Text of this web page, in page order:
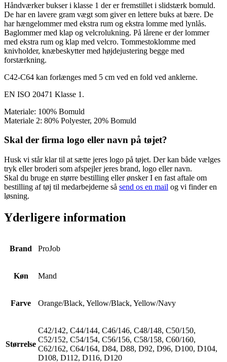
Håndværker bukser i klasse 1 der er fremstillet i slidstærk bomuld.
De har en lavere gram vægt som giver en lettere buks at bære. De
har hængelommer med ekstra rum og ekstra lomme med lynlås.
Baglommer med klap og velcrolukning. På lårene er der lommer
med ekstra rum og klap med velcro. Tommestoklomme med
knivholder, knæbeskytter med højdejustering begge med
forstærkning.
C42-C64 kan forlænges med 5 cm ved en fold ved anklerne.
EN ISO 20471 Klasse 1.
Materiale: 100% Bomuld
Materiale 2: 80% Polyester, 20% Bomuld
Skal der firma logo eller navn på tøjet?
Husk vi står klar til at sætte jeres logo på tøjet. Der kan både vælges
tryk eller broderi som afspejler jeres brand, logo eller navn.
Skal du bruge en større bestilling eller ønsker I en fast aftale om
bestilling af tøj til medarbejderne så send os en mail og vi finder en
løsning.
Yderligere information
Brand ProJob
Køn Mand
Farve Orange/Black, Yellow/Black, Yellow/Navy
Størrelse
C42/142, C44/144, C46/146, C48/148, C50/150,
C52/152, C54/154, C56/156, C58/158, C60/160,
C62/162, C64/164, D84, D88, D92, D96, D100, D104,
D108, D112, D116, D120